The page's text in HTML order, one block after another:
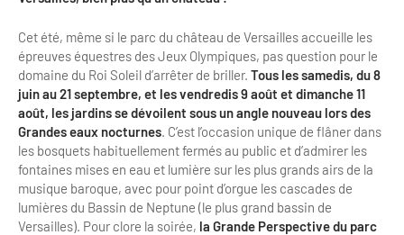
Cet été, même si le parc du château de Versailles accueille les
épreuves équestres des Jeux Olympiques, pas question pour le
domaine du Roi Soleil d’arrêter de briller. Tous les samedis, du 8
juin au 21 septembre, et les vendredis 9 août et dimanche 11
août, les jardins se dévoilent sous un angle nouveau lors des
Grandes eaux nocturnes . C’est l’occasion unique de flâner dans
les bosquets habituellement fermés au public et d’admirer les
fontaines mises en eau et lumière sur les plus grands airs de la
musique baroque, avec pour point d’orgue les cascades de
lumières du Bassin de Neptune (le plus grand bassin de
Versailles). Pour clore la soirée, la Grande Perspective du parc